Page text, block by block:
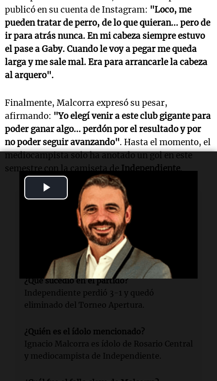
Play
Video
publicó en su cuenta de Instagram: "Loco, me
pueden tratar de perro, de lo que quieran... pero de
ir para atrás nunca. En mi cabeza siempre estuvo
el pase a Gaby. Cuando le voy a pegar me queda
larga y me sale mal. Era para arrancarle la cabeza
al arquero".
Finalmente, Malcorra expresó su pesar,
afirmando: "Yo elegí venir a este club gigante para
poder ganar algo... perdón por el resultado y por
no poder seguir avanzando". Hasta el momento, el
mediocampista solo ha anotado un gol en este
semestre con la camiseta deIndependiente.
Lectura rápida
¿Qué acusaciones recibió Malcorra?
Se le acusó de "ir para atrás" en el partido
contra Rosario Central.
¿Qué sucedió en el partido?
Independiente perdió 3-1 y quedó
eliminado del Torneo Apertura.
¿Quién es el ídolo mencionado?
Ignacio Malcorra es ídolo de Rosario Central
y mediocampista de Independiente.